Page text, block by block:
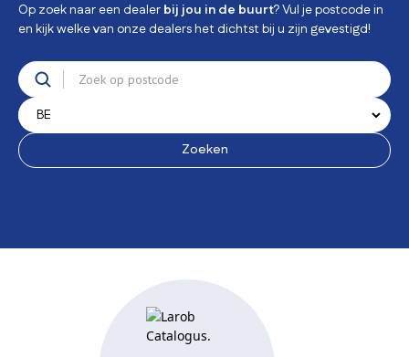
Op zoek naar een dealer bij jou in de buurt? Vul je postcode in
en kijk welke van onze dealers het dichtst bij u zijn gevestigd!